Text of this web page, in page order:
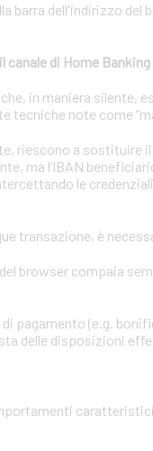
barra dell'indirizzo
di Home Banking
in maniera silente,
tecniche note come
riescono a
ma l’IBAN
le
transazione, è
del browser compaia
pagamento (e.g.
delle disposizioni